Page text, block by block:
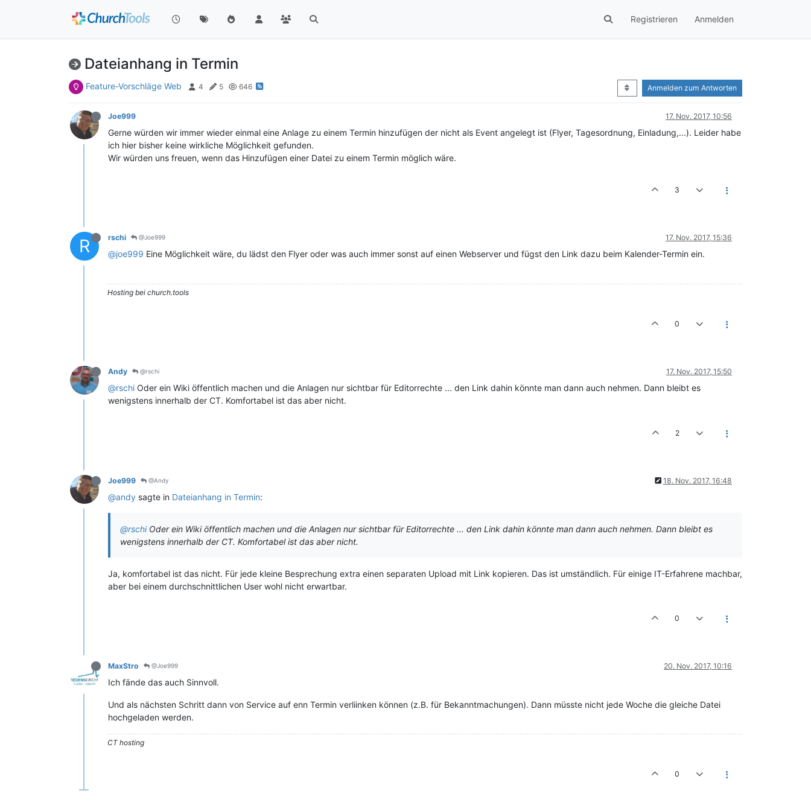
Registrieren Anmelden
Dateianhang in Termin
Feature-Vorschläge Web 4 5 646 Anmelden zum Antworten
Joe999 17. Nov. 2017, 10:56
Gerne würden wir immer wieder einmal eine Anlage zu einem Termin hinzufügen der nicht als Event angelegt ist (Flyer, Tagesordnung, Einladung,...). Leider habe
ich hier bisher keine wirkliche Möglichkeit gefunden.
Wir würden uns freuen, wenn das Hinzufügen einer Datei zu einem Termin möglich wäre.
3
R rschi @Joe999 17. Nov. 2017, 15:36
@joe999 Eine Möglichkeit wäre, du lädst den Flyer oder was auch immer sonst auf einen Webserver und fügst den Link dazu beim Kalender-Termin ein.
Hosting bei church.tools
0
Andy @rschi 17. Nov. 2017, 15:50
@rschi Oder ein Wiki öffentlich machen und die Anlagen nur sichtbar für Editorrechte ... den Link dahin könnte man dann auch nehmen. Dann bleibt es
wenigstens innerhalb der CT. Komfortabel ist das aber nicht.
2
Joe999 @Andy 18. Nov. 2017, 16:48
@andy sagte in Dateianhang in Termin:
@rschiOder ein Wiki öffentlich machen und die Anlagen nur sichtbar für Editorrechte ... den Link dahin könnte man dann auch nehmen. Dann bleibt es
wenigstens innerhalb der CT. Komfortabel ist das aber nicht.
Ja, komfortabel ist das nicht. Für jede kleine Besprechung extra einen separaten Upload mit Link kopieren. Das ist umständlich. Für einige IT-Erfahrene machbar,
aber bei einem durchschnittlichen User wohl nicht erwartbar.
0
MaxStro @Joe999 20. Nov. 2017, 10:16
Ich fände das auch Sinnvoll.
Und als nächsten Schritt dann von Service auf enn Termin verliinken können (z.B. für Bekanntmachungen). Dann müsste nicht jede Woche die gleiche Datei
hochgeladen werden.
CT hosting
0